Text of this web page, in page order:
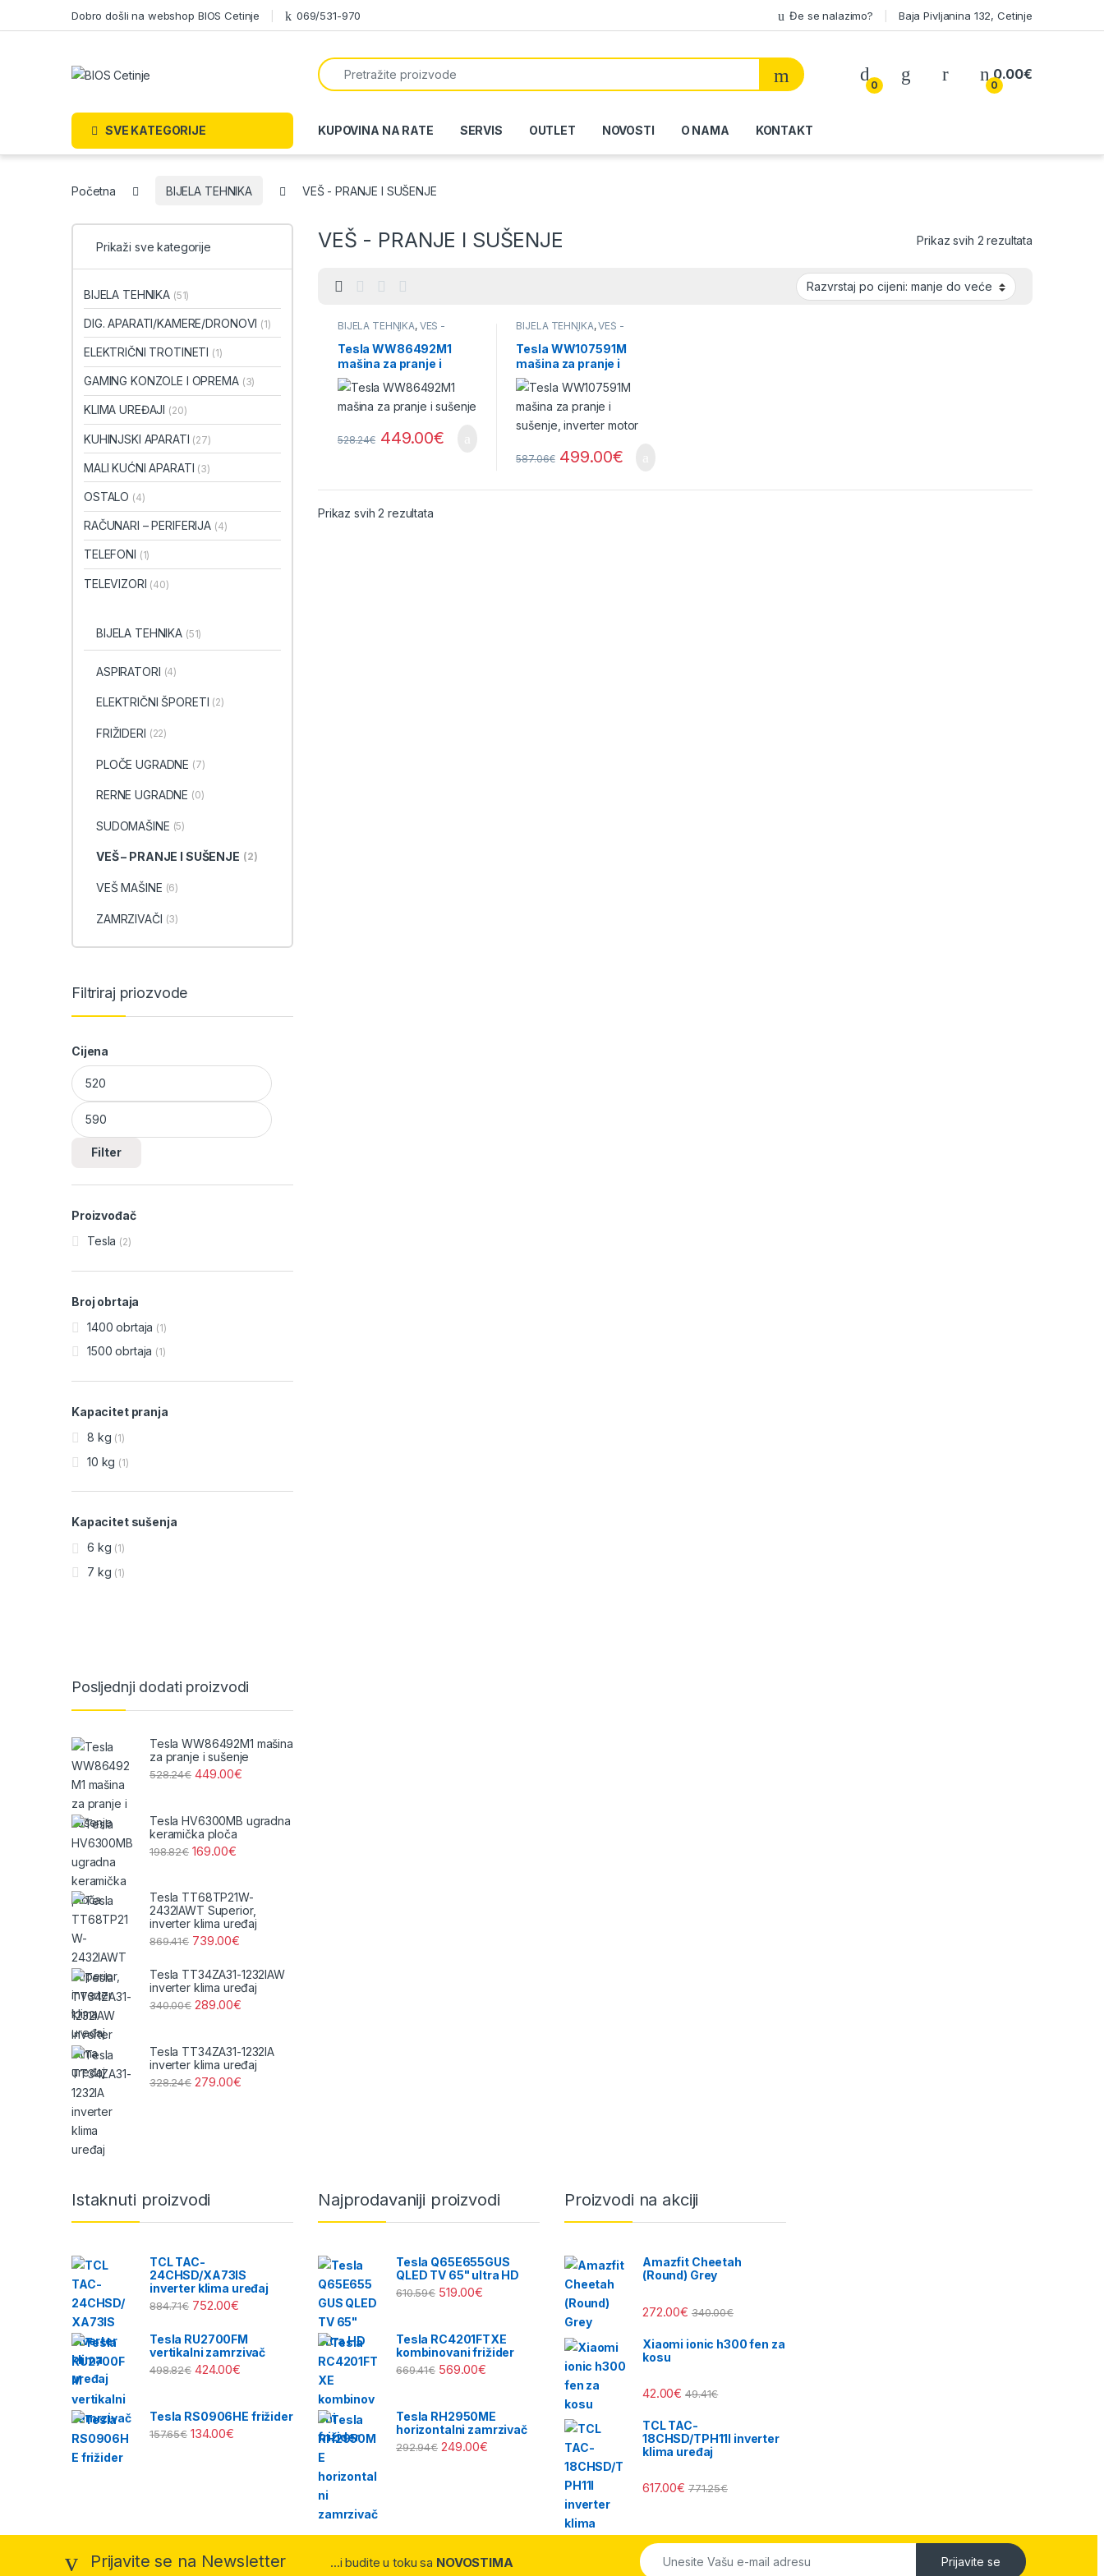
Dobro došli na webshop BIOS Cetinje 069/531-970 Đe se nalazimo? Baja Pivljanina 132, Cetinje
Search for:
0
My Account
0
0.00€
SVE KATEGORIJE KUPOVINA NA RATE SERVIS OUTLET NOVOSTI O NAMA KONTAKT
Početna BIJELA TEHNIKA VEŠ - PRANJE I SUŠENJE
VEŠ - PRANJE I SUŠENJE Prikaz svih 2 rezultata
BIJELA TEHNIKA, VEŠ -
PRANJE I SUŠENJE
Tesla WW86492M1
mašina za pranje i
sušenje
528.24€ 449.00€
BIJELA TEHNIKA,VEŠ -
PRANJE I SUŠENJE
Tesla WW107591M
mašina za pranje i
sušenje, inverter motor
587.06€ 499.00€
Prikaz svih 2 rezultataSorted by price: low to high
Prikaži sve kategorije
BIJELA TEHNIKA (51)
DIG. APARATI/KAMERE/DRONOVI (1)
ELEKTRIČNI TROTINETI (1)
GAMING KONZOLE I OPREMA (3)
KLIMA UREĐAJI (20)
KUHINJSKI APARATI (27)
MALI KUĆNI APARATI (3)
OSTALO (4)
RAČUNARI – PERIFERIJA (4)
TELEFONI (1)
TELEVIZORI (40)
BIJELA TEHNIKA (51)
ASPIRATORI (4)
ELEKTRIČNI ŠPORETI (2)
FRIŽIDERI (22)
PLOČE UGRADNE (7)
RERNE UGRADNE (0)
SUDOMAŠINE (5)
VEŠ – PRANJE I SUŠENJE (2)
VEŠ MAŠINE (6)
ZAMRZIVAČI (3)
Filtriraj priozvode
Cijena
Minimalna cijena
Maksimalna cijena
Filter
Proizvođač
Tesla (2)
Broj obrtaja
1400 obrtaja (1)
1500 obrtaja (1)
Kapacitet pranja
8 kg (1)
10 kg (1)
Kapacitet sušenja
6 kg (1)
7 kg (1)
Posljednji dodati proizvodi
Tesla WW86492M1 mašina
za pranje i sušenje
528.24€ 449.00€
Tesla HV6300MB ugradna
keramička ploča
198.82€ 169.00€
Tesla TT68TP21W-
2432IAWT Superior,
inverter klima uređaj
869.41€ 739.00€
Tesla TT34ZA31-1232IAW
inverter klima uređaj
340.00€ 289.00€
Tesla TT34ZA31-1232IA
inverter klima uređaj
328.24€ 279.00€
Brands Carousel
Istaknuti proizvodi
TCL TAC-
24CHSD/XA73IS
inverter klima uređaj
884.71€ 752.00€
Tesla RU2700FM
vertikalni zamrzivač
498.82€ 424.00€
Tesla RS0906HE frižider
157.65€ 134.00€
Najprodavaniji proizvodi
Tesla Q65E655GUS
QLED TV 65" ultra HD
610.59€ 519.00€
Tesla RC4201FTXE
kombinovani frižider
669.41€ 569.00€
Tesla RH2950ME
horizontalni zamrzivač
292.94€ 249.00€
Proizvodi na akciji
Amazfit Cheetah
(Round) Grey
272.00€ 340.00€
Xiaomi ionic h300 fen za
kosu
42.00€ 49.41€
TCL TAC-
18CHSD/TPH11I inverter
klima uređaj
617.00€ 771.25€
Prijavite se na Newsletter ...i budite u toku sa NOVOSTIMA Prijavite se